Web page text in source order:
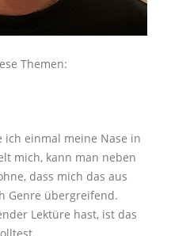
Themen:
einmal meine Nase in
mich, kann man neben
dass mich das aus
Genre übergreifend.
Lektüre hast, ist das